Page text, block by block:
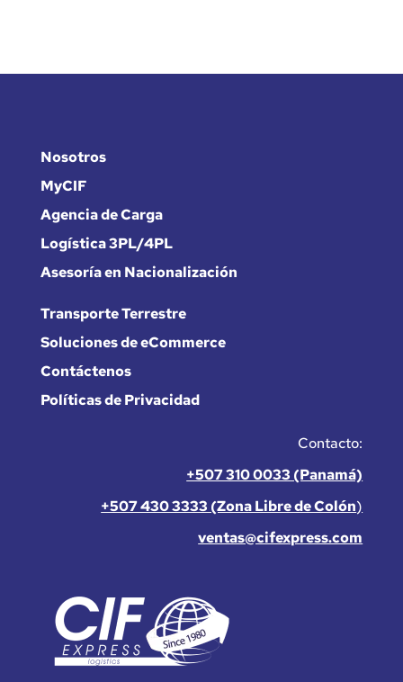
Nosotros
MyCIF
Agencia de Carga
Logística 3PL/4PL
Asesoría en Nacionalización
Transporte Terrestre
Soluciones de eCommerce
Contáctenos
Políticas de Privacidad
Contacto:
+507 310 0033 (Panamá)
+507 430 3333 (Zona Libre de Colón)
ventas@cifexpress.com